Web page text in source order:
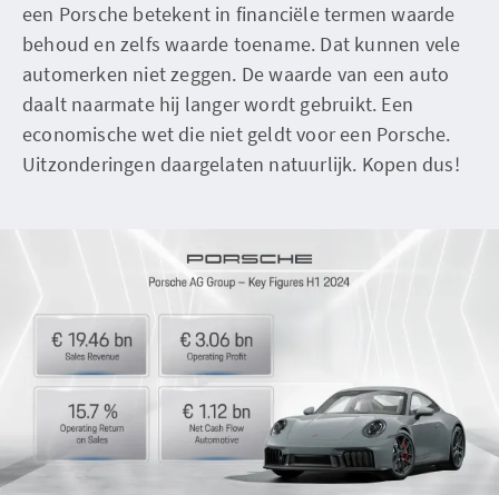
een Porsche betekent in financiële termen waarde
behoud en zelfs waarde toename. Dat kunnen vele
automerken niet zeggen. De waarde van een auto
daalt naarmate hij langer wordt gebruikt. Een
economische wet die niet geldt voor een Porsche.
Uitzonderingen daargelaten natuurlijk. Kopen dus!